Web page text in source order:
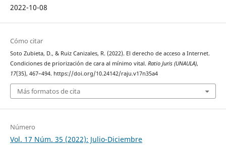
2022-10-08
Cómo citar
Soto Zubieta, D., & Ruiz Canizales, R. (2022). El derecho de acceso a Internet.
Condiciones de priorización de cara al mínimo vital. Ratio Juris (UNAULA),
17(35), 467–494. https://doi.org/10.24142/raju.v17n35a4
Más formatos de cita
Número
Vol. 17 Núm. 35 (2022): Julio-Diciembre